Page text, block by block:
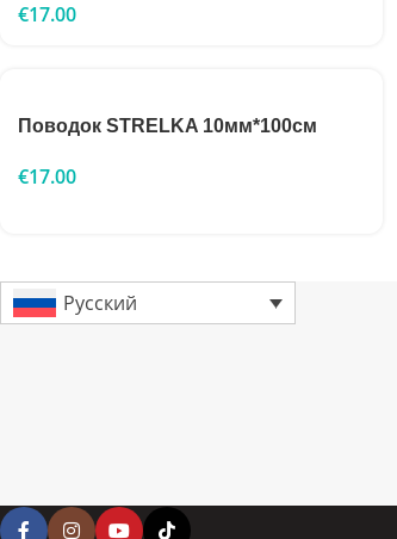
€17.00
Поводок STRELKA 10мм*100см
€17.00
Русский